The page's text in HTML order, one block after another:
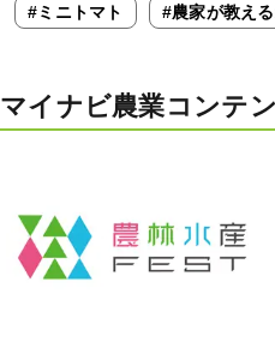
#ミニトマト #農家が教え
マイナビ農業コンテ